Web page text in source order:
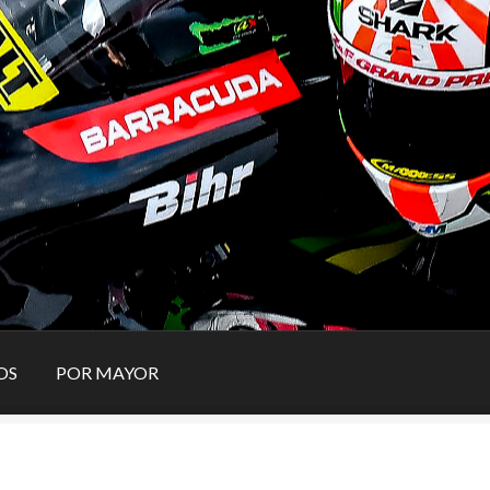
POR MAYOR